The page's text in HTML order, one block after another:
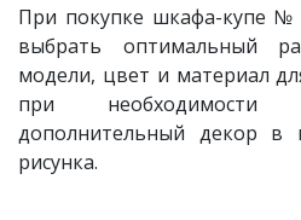
При покупке шкафа-купе
выбрать оптимальный
модели, цвет и материал
при
дополнительный декор в
рисунка.